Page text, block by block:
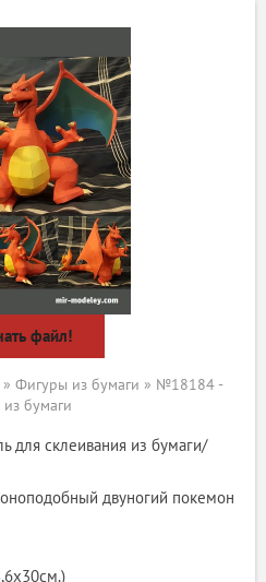
файл!
» Фигуры из бумаги » №18184 -
бумаги
для склеивания из бумаги/
двуногий покемон